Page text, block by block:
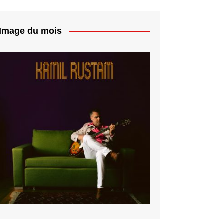
Image du mois